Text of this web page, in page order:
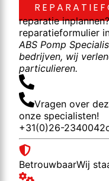
reparatie
reparatieformulier
ABS Pomp
bedrijven, wij
particulieren.
Vragen over
onze specialisten!
+31(0)26-2340042
BetrouwbaarWij